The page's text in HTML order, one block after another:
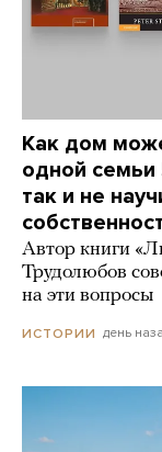
Как дом
одной семьи
так и не
Автор книги
Трудолюбов
на эти вопросы
ИСТОРИИ день